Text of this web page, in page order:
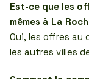
Est-ce que les
mêmes à La
Oui, les offres au
les autres villes